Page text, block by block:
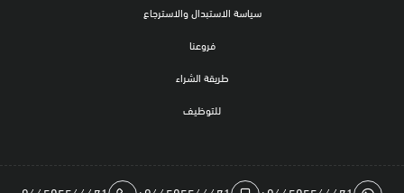
سياسة الاستبدال والاسترجاع
فروعنا
طريقة الشراء
للتوظيف